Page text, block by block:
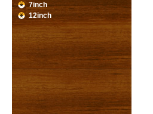
7inch
12inch